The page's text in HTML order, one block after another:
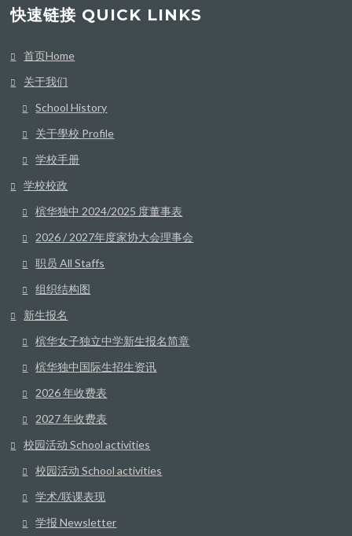
快速链接 QUICK LINKS
首页Home
关于我们
School History
关于學校 Profile
学校手册
学校校政
槟华独中 2024/2025 度董事表
2026 / 2027年度家协大会理事会
职员 All Staffs
组织结构图
新生报名
槟华女子独立中学新生报名简章
槟华独中国际生招生资讯
2026 年收费表
2027 年收费表
校园活动 School activities
校园活动 School activities
学术/联课表现
学报 Newsletter